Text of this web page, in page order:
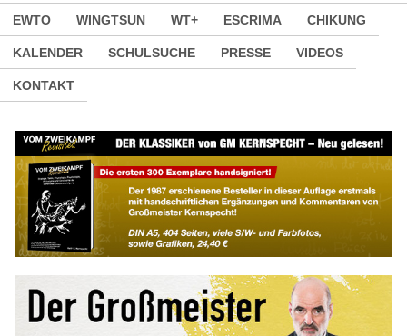
EWTO WINGTSUN WT+ ESCRIMA CHIKUNG
KALENDER SCHULSUCHE PRESSE VIDEOS
KONTAKT